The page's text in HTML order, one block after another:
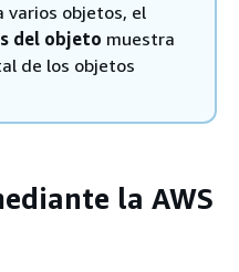
varios objetos, el
del objeto muestra
de los objetos
la AWS